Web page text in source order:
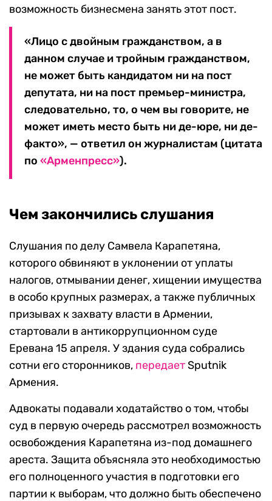
возможность бизнесмена занять этот пост.
«Лицо с двойным гражданством, а в
данном случае и тройным гражданством,
не может быть кандидатом ни на пост
депутата, ни на пост премьер-министра,
следовательно, то, о чем вы говорите, не
может иметь место быть ни де-юре, ни де-
факто», — ответил он журналистам (цитата
по «Арменпресс»).
Чем закончились слушания
Слушания по делу Самвела Карапетяна,
которого обвиняют в уклонении от уплаты
налогов, отмывании денег, хищении имущества
в особо крупных размерах, а также публичных
призывах к захвату власти в Армении,
стартовали в антикоррупционном суде
Еревана 15 апреля. У здания суда собрались
сотни его сторонников, передаетSputnik
Армения.
Адвокаты подавали ходатайство о том, чтобы
суд в первую очередь рассмотрел возможность
освобождения Карапетяна из-под домашнего
ареста. Защита объясняла это необходимостью
его полноценного участия в подготовки его
партии к выборам, что должно быть обеспечено